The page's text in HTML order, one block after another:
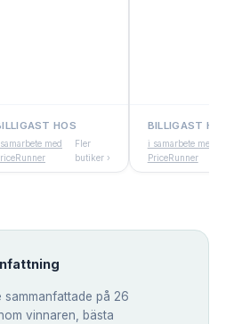
HOS
med
Fler
butiker ›
BILLIGAST HOS
i samarbete med
PriceRunner
sammanfattade på 26
vinnaren, bästa